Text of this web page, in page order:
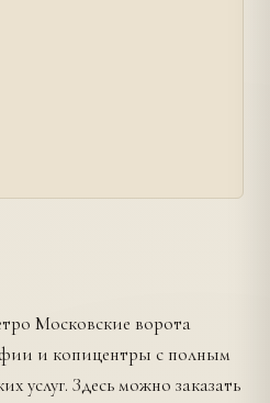
Московские ворота
и копицентры с полным
услуг. Здесь можно заказать